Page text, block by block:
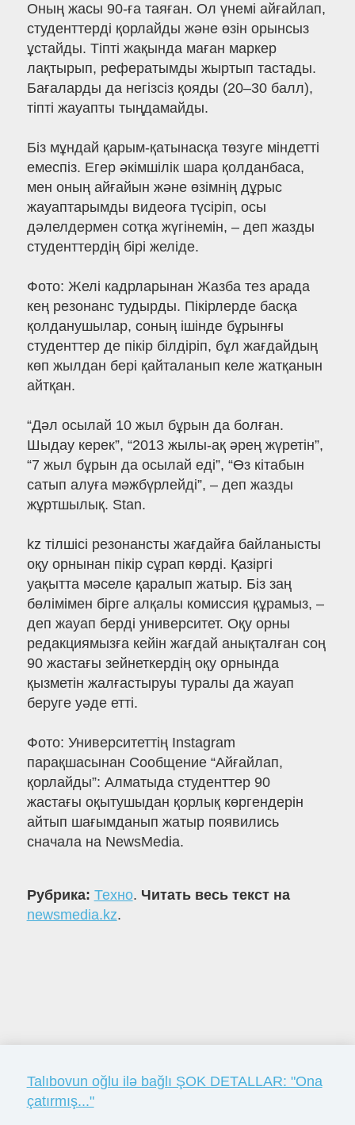
Оның жасы 90-ға таяған. Ол үнемі айғайлап,
студенттерді қорлайды және өзін орынсыз
ұстайды. Тіпті жақында маған маркер
лақтырып, рефератымды жыртып тастады.
Бағаларды да негізсіз қояды (20–30 балл),
тіпті жауапты тыңдамайды.
Біз мұндай қарым-қатынасқа төзуге міндетті
емеспіз. Егер әкімшілік шара қолданбаса,
мен оның айғайын және өзімнің дұрыс
жауаптарымды видеоға түсіріп, осы
дәлелдермен сотқа жүгінемін, – деп жазды
студенттердің бірі желіде.
Фото: Желі кадрларынан Жазба тез арада
кең резонанс тудырды. Пікірлерде басқа
қолданушылар, соның ішінде бұрынғы
студенттер де пікір білдіріп, бұл жағдайдың
көп жылдан бері қайталанып келе жатқанын
айтқан.
“Дәл осылай 10 жыл бұрын да болған.
Шыдау керек”, “2013 жылы-ақ әрең жүретін”,
“7 жыл бұрын да осылай еді”, “Өз кітабын
сатып алуға мәжбүрлейді”, – деп жазды
жұртшылық. Stan.
kz тілшісі резонансты жағдайға байланысты
оқу орнынан пікір сұрап көрді. Қазіргі
уақытта мәселе қаралып жатыр. Біз заң
бөлімімен бірге алқалы комиссия құрамыз, –
деп жауап берді университет. Оқу орны
редакциямызға кейін жағдай анықталған соң
90 жастағы зейнеткердің оқу орнында
қызметін жалғастыруы туралы да жауап
беруге уәде етті.
Фото: Университеттің Іnstagram
парақшасынан Сообщение “Айғайлап,
қорлайды”: Алматыда студенттер 90
жастағы оқытушыдан қорлық көргендерін
айтып шағымданып жатыр появились
сначала на NewsMedia.
Рубрика: Техно. Читать весь текст на
newsmedia.kz.
Talıbovun oğlu ilə bağlı ŞOK DETALLAR: "Ona
çatırmış..."